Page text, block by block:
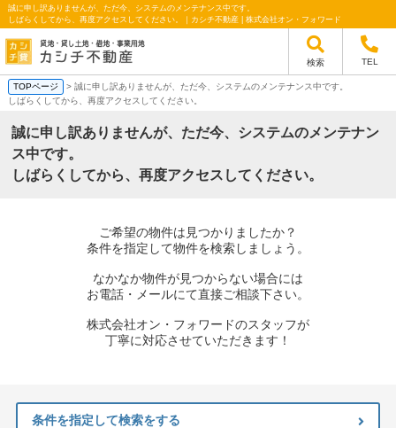
誠に申し訳ありませんが、ただ今、システムのメンテナンス中です。
しばらくしてから、再度アクセスしてください。｜カシチ不動産 | 株式会社オン・フォワード
検索 TEL
TOPページ
> 誠に申し訳ありませんが、ただ今、システムのメンテナンス中です。
しばらくしてから、再度アクセスしてください。
誠に申し訳ありませんが、ただ今、システムのメンテナン
ス中です。
しばらくしてから、再度アクセスしてください。
ご希望の物件は見つかりましたか？
条件を指定して物件を検索しましょう。
なかなか物件が見つからない場合には
お電話・メールにて直接ご相談下さい。
株式会社オン・フォワードのスタッフが
丁寧に対応させていただきます！
条件を指定して検索をする